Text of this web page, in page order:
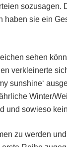
sozusagen.
sie ein
sehen
verkleinerte
sunshine‘
Winter/
und sowieso
zu werden